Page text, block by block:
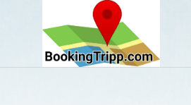
bookingtripp.com